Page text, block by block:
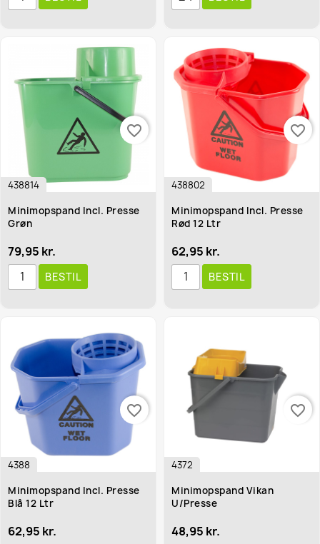
438814
Minimopspand Incl. Presse
Grøn
79,95 kr.
BESTIL
favorite_border
438802
Minimopspand Incl. Presse
Rød 12 Ltr
62,95 kr.
BESTIL
favorite_border
4388
Minimopspand Incl. Presse
Blå 12 Ltr
62,95 kr.
favorite_border
4372
Minimopspand Vikan
U/presse
48,95 kr.
favorite_border